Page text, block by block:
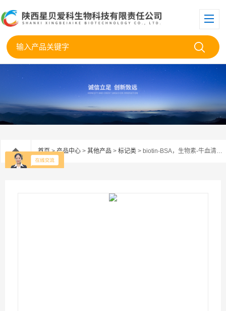
首页>产品中心 > 其他产品 > 标记类 > biotin-BSA，生物素-牛血清白蛋白